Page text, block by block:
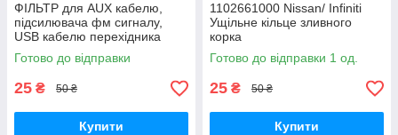
ФІЛЬТР для AUX кабелю,
підсилювача фм сигналу,
USB кабелю перехідника
Готово до відправки
25 ₴ 50 ₴
Купити
1102661000 Nissan/ Infiniti
Ущільне кільце зливного
корка
Готово до відправки 1 од.
25 ₴ 50 ₴
Купити